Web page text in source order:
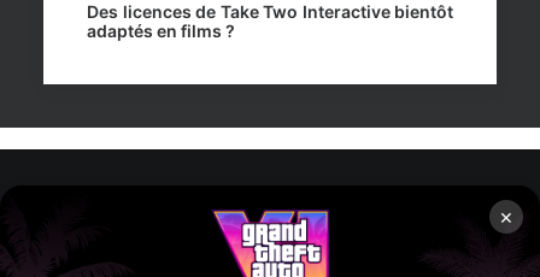
×
Des licences de Take Two Interactive bientôt
adaptés en films ?
Rockstar Mag’, Copyright © 2013-2026 – Tous droits réservés –